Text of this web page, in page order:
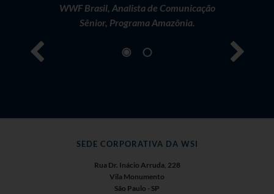
WWF Brasil, Analista de Comunicação
Sênior, Programa Amazônia.
SEDE CORPORATIVA DA WSI
Rua Dr. Inácio Arruda, 228
Vila Monumento
São Paulo - SP